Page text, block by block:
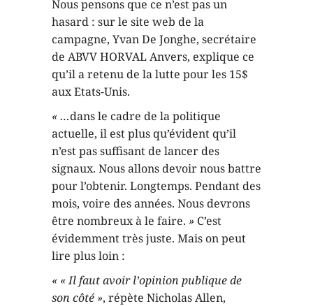
Nous pensons que ce n’est pas un
hasard : sur le site web de la
campagne, Yvan De Jonghe, secrétaire
de ABVV HORVAL Anvers, explique ce
qu’il a retenu de la lutte pour les 15$
aux Etats-Unis.
« …dans le cadre de la politique
actuelle, il est plus qu’évident qu’il
n’est pas suffisant de lancer des
signaux. Nous allons devoir nous battre
pour l’obtenir. Longtemps. Pendant des
mois, voire des années. Nous devrons
être nombreux à le faire. » C’est
évidemment très juste. Mais on peut
lire plus loin :
« « Il faut avoir l’opinion publique de
son côté », répète Nicholas Allen,